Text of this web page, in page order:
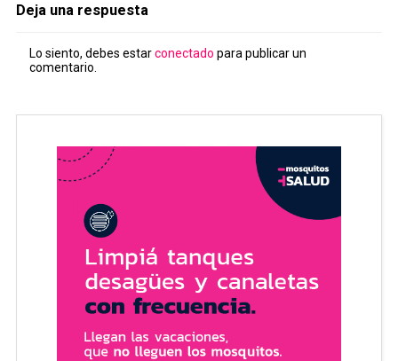
Deja una respuesta
Lo siento, debes estarconectado para publicar un
comentario.